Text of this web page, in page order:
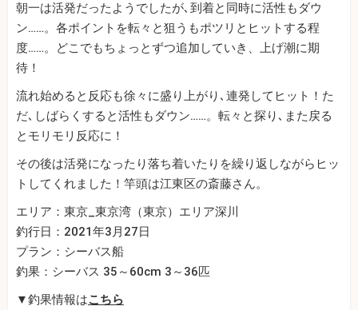
朝一は活発だったようでしたが､到着と同時に活性もダウ
ン……。各ポイントを転々と狙うもポツリとヒットする程
度……。どこでもちょっとずつ追加していき、上げ潮に期
待！
流れ始めると反応も徐々に盛り上がり､連発してヒット！た
だ､しばらくすると活性もダウン……。転々と探り､また戻る
とモリモリ反応に！
その後は活発になったり落ち着いたりを繰り返しながらヒッ
トしてくれました！竿頭は江東区の斎藤さん。
エリア：東京_東京湾（東京）エリア深川
釣行日：2021年3月27日
プラン：シーバス船
釣果：シーバス 35～60cm 3～36匹
▼釣果情報はこちら